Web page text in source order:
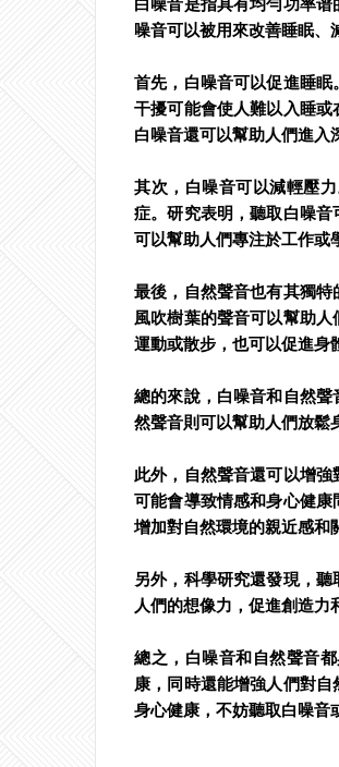
白噪音是指具有均勻功率
噪音可以被用來改善睡眠、
首先，白噪音可以促進睡
干擾可能會使人難以入睡或
白噪音還可以幫助人們進入
其次，白噪音可以減輕壓
症。研究表明，聽取白噪
可以幫助人們專注於工作或
最後，自然聲音也有其獨
風吹樹葉的聲音可以幫助
運動或散步，也可以促進身
總的來說，白噪音和自然
然聲音則可以幫助人們放鬆
此外，自然聲音還可以增
可能會導致情感和身心健
增加對自然環境的親近感和
另外，科學研究還發現，
人們的想像力，促進創造力
總之，白噪音和自然聲音
康，同時還能增強人們對
身心健康，不妨聽取白噪音